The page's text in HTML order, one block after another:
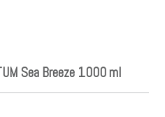
Sea Breeze 1000 ml